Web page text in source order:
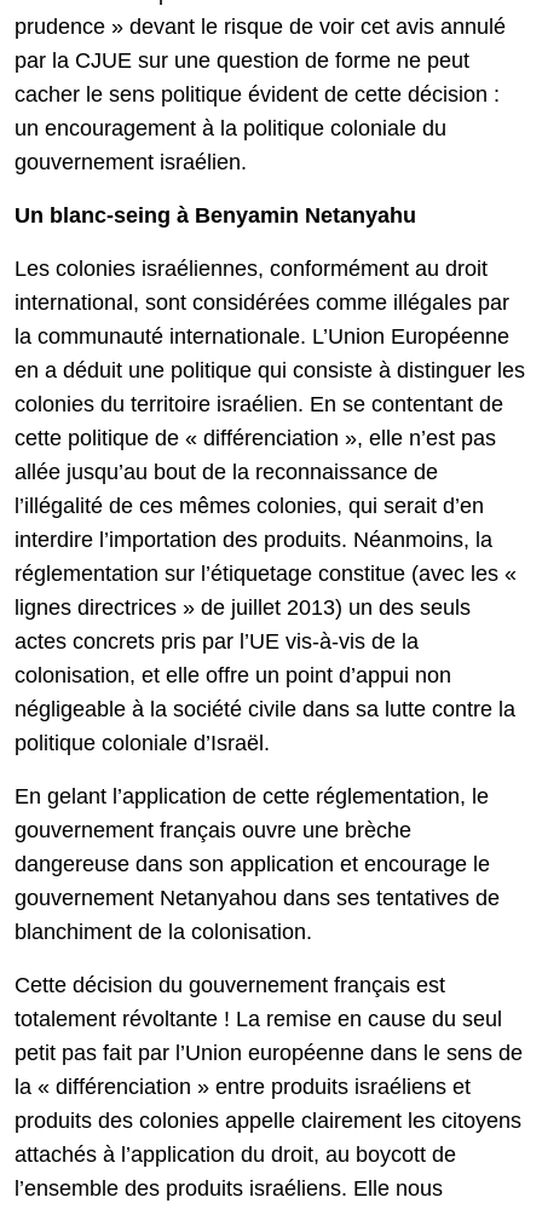
prudence » devant le risque de voir cet avis annulé
par la CJUE sur une question de forme ne peut
cacher le sens politique évident de cette décision :
un encouragement à la politique coloniale du
gouvernement israélien.
Un blanc-seing à Benyamin Netanyahu
Les colonies israéliennes, conformément au droit
international, sont considérées comme illégales par
la communauté internationale. L’Union Européenne
en a déduit une politique qui consiste à distinguer les
colonies du territoire israélien. En se contentant de
cette politique de « différenciation », elle n’est pas
allée jusqu’au bout de la reconnaissance de
l’illégalité de ces mêmes colonies, qui serait d’en
interdire l’importation des produits. Néanmoins, la
réglementation sur l’étiquetage constitue (avec les «
lignes directrices » de juillet 2013) un des seuls
actes concrets pris par l’UE vis-à-vis de la
colonisation, et elle offre un point d’appui non
négligeable à la société civile dans sa lutte contre la
politique coloniale d’Israël.
En gelant l’application de cette réglementation, le
gouvernement français ouvre une brèche
dangereuse dans son application et encourage le
gouvernement Netanyahou dans ses tentatives de
blanchiment de la colonisation.
Cette décision du gouvernement français est
totalement révoltante ! La remise en cause du seul
petit pas fait par l’Union européenne dans le sens de
la « différenciation » entre produits israéliens et
produits des colonies appelle clairement les citoyens
attachés à l’application du droit, au boycott de
l’ensemble des produits israéliens. Elle nous